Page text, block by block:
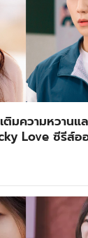
มความหวานแล
Love ซีรีส์อ